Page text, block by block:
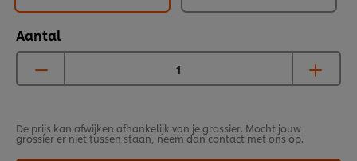
Aantal
De prijs kan afwijken afhankelijk van je grossier. Mocht jouw
grossier er niet tussen staan, neem dan contact met ons op.